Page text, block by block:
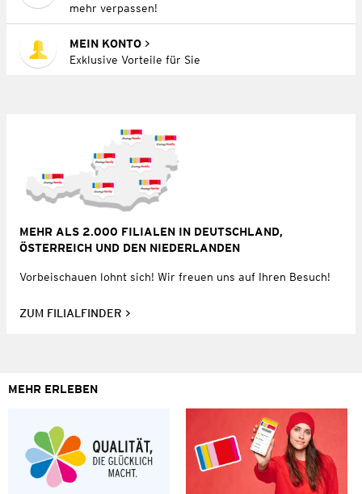
mehr verpassen!
MEIN KONTO
Exklusive Vorteile für Sie
MEHR ALS 2.000 FILIALEN IN DEUTSCHLAND,
ÖSTERREICH UND DEN NIEDERLANDEN
Vorbeischauen lohnt sich! Wir freuen uns auf Ihren Besuch!
ZUM FILIALFINDER
MEHR ERLEBEN